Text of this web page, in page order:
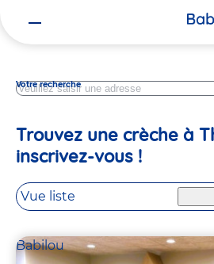
Votre recherche
Trouvez une crèche à
inscrivez-vous !
Vue liste
Babilou